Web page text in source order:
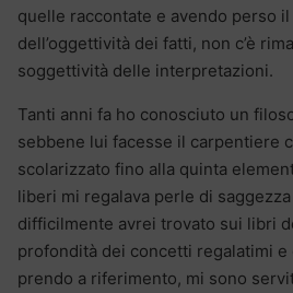
quelle raccontate e avendo perso
dell’oggettività dei fatti, non c’è
soggettività delle interpretazioni.
Tanti anni fa ho conosciuto un
sebbene lui facesse il carpentiere
scolarizzato fino alla quinta
liberi mi regalava perle di
difficilmente avrei trovato sui libri
profondità dei concetti regalatimi e
prendo a riferimento, mi sono